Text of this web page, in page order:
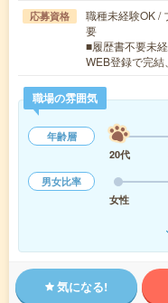
応募資格
職種未経験OK /
要
■履歴書不要未
WEB登録で完
職場の雰囲気
年齢層
20代
男女比率
女性
気になる!